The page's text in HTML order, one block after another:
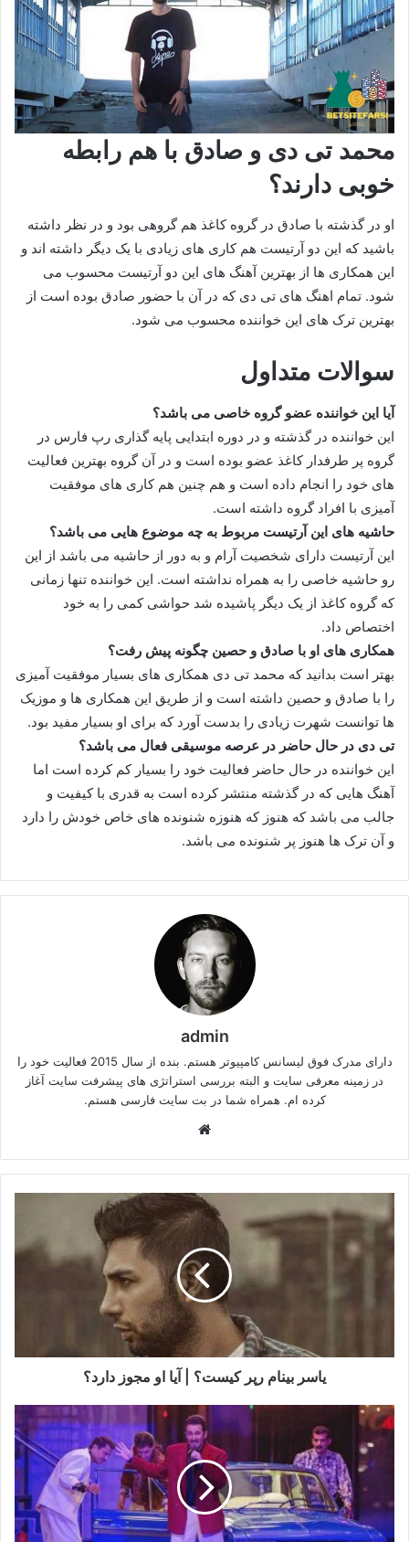
محمد تی دی و صادق با هم رابطه
خوبی دارند؟
او در گذشته با صادق در گروه کاغذ هم گروهی بود و در نظر داشته
باشید که این دو آرتیست هم کاری های زیادی با یک دیگر داشته اند و
این همکاری ها از بهترین آهنگ های این دو آرتیست محسوب می
شود. تمام اهنگ های تی دی که در آن با حضور صادق بوده است از
بهترین ترک های این خواننده محسوب می شود.
سوالات متداول
آیا این خواننده عضو گروه خاصی می باشد؟
این خواننده در گذشته و در دوره ابتدایی پایه گذاری رپ فارس در
گروه پر طرفدار کاغذ عضو بوده است و در آن گروه بهترین فعالیت
های خود را انجام داده است و هم چنین هم کاری های موفقیت
آمیزی با افراد گروه داشته است.
حاشیه های این آرتیست مربوط به چه موضوع هایی می باشد؟
این آرتیست دارای شخصیت آرام و به دور از حاشیه می باشد از این
رو حاشیه خاصی را به همراه نداشته است. این خواننده تنها زمانی
که گروه کاغذ از یک دیگر پاشیده شد حواشی کمی را به خود
اختصاص داد.
همکاری های او با صادق و حصین چگونه پیش رفت؟
بهتر است بدانید که محمد تی دی همکاری های بسیار موفقیت آمیزی
را با صادق و حصین داشته است و از طریق این همکاری ها و موزیک
ها توانست شهرت زیادی را بدست آورد که برای او بسیار مفید بود.
تی دی در حال حاضر در عرصه موسیقی فعال می باشد؟
این خواننده در حال حاضر فعالیت خود را بسیار کم کرده است اما
آهنگ هایی که در گذشته منتشر کرده است به قدری با کیفیت و
جالب می باشد که هنوز که هنوزه شنونده های خاص خودش را دارد
و آن ترک ها هنوز پر شنونده می باشد.
admin
دارای مدرک فوق لیسانس کامپیوتر هستم. بنده از سال 2015 فعالیت خود را
در زمینه معرفی سایت و البته بررسی استراتژی های پیشرفت سایت آغاز
کرده ام. همراه شما در بت سایت فارسی هستم.
یاسر بینام رپر کیست؟ | آیا او مجوز دارد؟